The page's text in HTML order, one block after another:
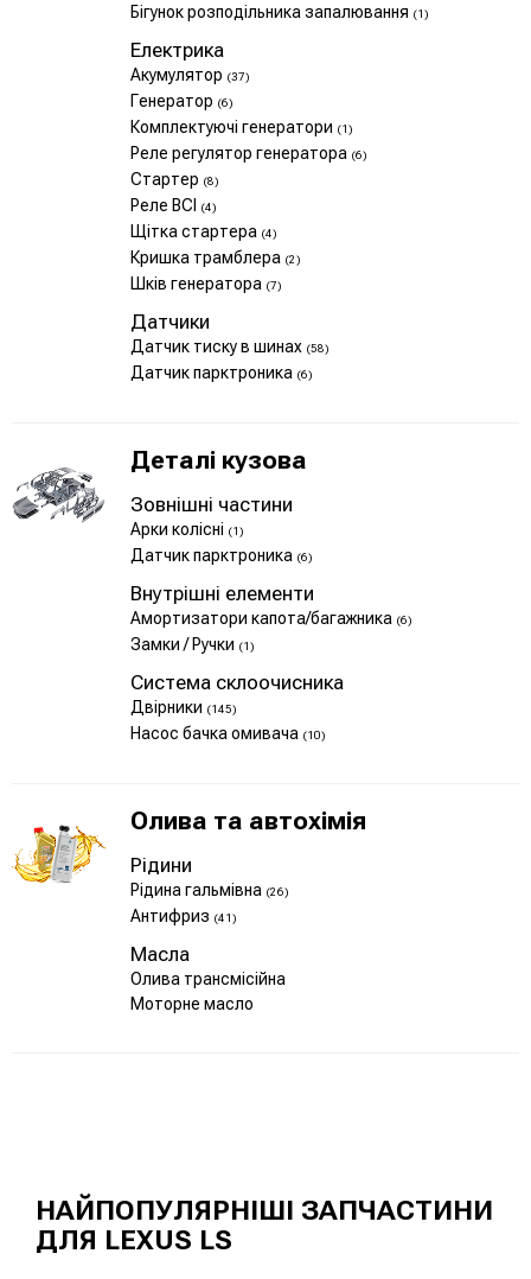
Бігунок розподільника запалювання (1)
Електрика
Акумулятор (37)
Генератор (6)
Комплектуючі генератори (1)
Реле регулятор генератора (6)
Стартер (8)
Реле ВСІ (4)
Щітка стартера (4)
Кришка трамблера (2)
Шків генератора (7)
Датчики
Датчик тиску в шинах (58)
Датчик парктроника (6)
Деталі кузова
Зовнішні частини
Арки колісні (1)
Датчик парктроника (6)
Внутрішні елементи
Амортизатори капота/багажника (6)
Замки / Ручки (1)
Система склоочисника
Двірники (145)
Насос бачка омивача (10)
Олива та автохімія
Рідини
Рідина гальмівна (26)
Антифриз (41)
Масла
Олива трансмісійна
Моторне масло
НАЙПОПУЛЯРНІШІ ЗАПЧАСТИНИ
ДЛЯ LEXUS LS